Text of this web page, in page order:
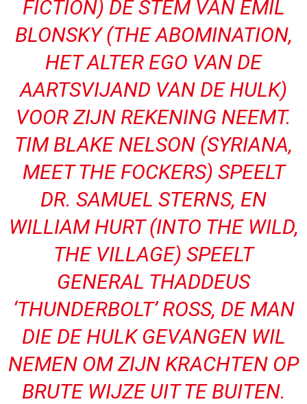
FICTION) DE STEM VAN EMIL
BLONSKY (THE ABOMINATION,
HET ALTER EGO VAN DE
AARTSVIJAND VAN DE HULK)
VOOR ZIJN REKENING NEEMT.
TIM BLAKE NELSON (SYRIANA,
MEET THE FOCKERS) SPEELT
DR. SAMUEL STERNS, EN
WILLIAM HURT (INTO THE WILD,
THE VILLAGE) SPEELT
GENERAL THADDEUS
‘THUNDERBOLT’ ROSS, DE MAN
DIE DE HULK GEVANGEN WIL
NEMEN OM ZIJN KRACHTEN OP
BRUTE WIJZE UIT TE BUITEN.